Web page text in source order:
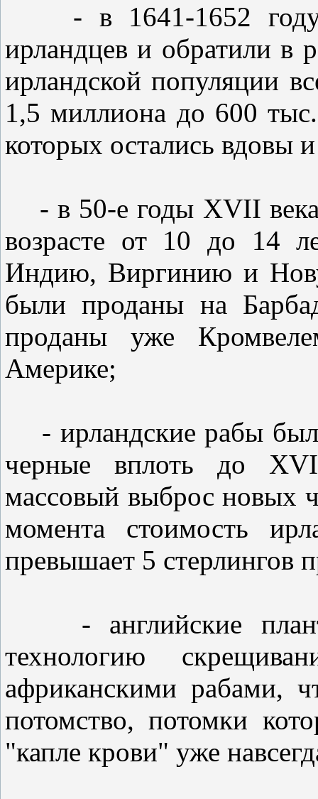
- в 1641-1652 году
ирландцев и обратили в
ирландской популяции
1,5 миллиона до 600
которых остались вдовы
- в 50-е годы XVII века
возрасте от 10 до 14
Индию, Виргинию и
были проданы на
проданы уже
Америке;
- ирландские рабы
черные вплоть до
массовый выброс новых
момента стоимость
превышает 5 стерлингов
- английские
технологию
африканскими рабами,
потомство, потомки
"капле крови" уже